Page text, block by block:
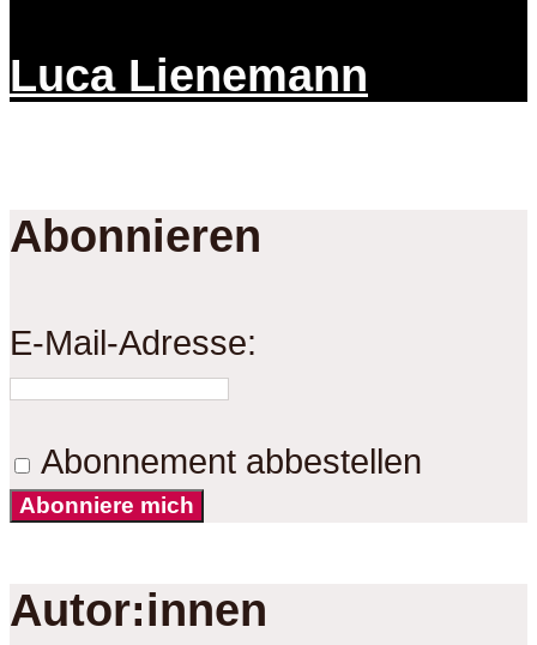
Luca Lienemann
Abonnieren
E-Mail-Adresse:
Abonnement abbestellen
Abonniere mich
Autor:innen